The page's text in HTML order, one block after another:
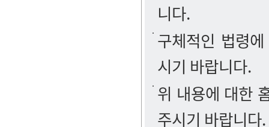
니다.
구체적인 법령
시기 바랍니다.
위 내용에 대한
주시기 바랍니다.